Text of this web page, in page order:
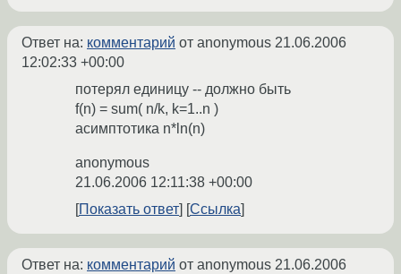
Ответ на: комментарий от anonymous 21.06.2006
12:02:33 +00:00
потерял единицу -- должно быть
f(n) = sum( n/k, k=1..n )
асимптотика n*ln(n)
anonymous
21.06.2006 12:11:38 +00:00
Показать ответ
Ссылка
Ответ на: комментарий от anonymous 21.06.2006